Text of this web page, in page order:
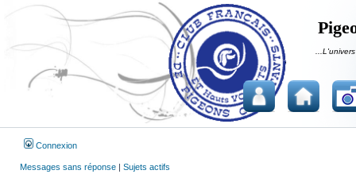
Connexion
Messages sans réponse | Sujets actifs